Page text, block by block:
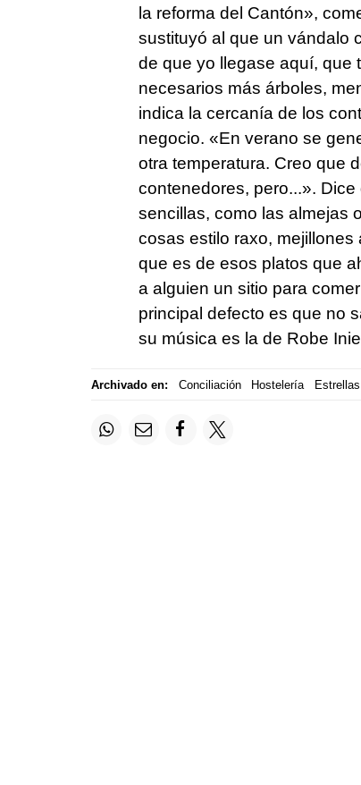
la reforma del Cantón»,
sustituyó al que un vándalo
de que yo llegase aquí, que
necesarios más árboles,
indica la cercanía de los
negocio. «En verano se
otra temperatura. Creo que
contenedores, pero...».
sencillas, como las almejas
cosas estilo raxo,
que es de esos platos que
a alguien un sitio para
principal defecto es que no
su música es la de Robe
Archivado en: Conciliación Hostelería